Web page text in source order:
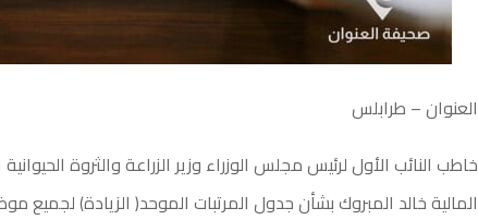
العنوان – طرابلس
خاطب النائب الأول لرئيس مجلس الوزراء وزير الزراعة والثروة
المالية خالد المبروك بشأن جدول المرتبات الموحد( الزيادة) لجميع